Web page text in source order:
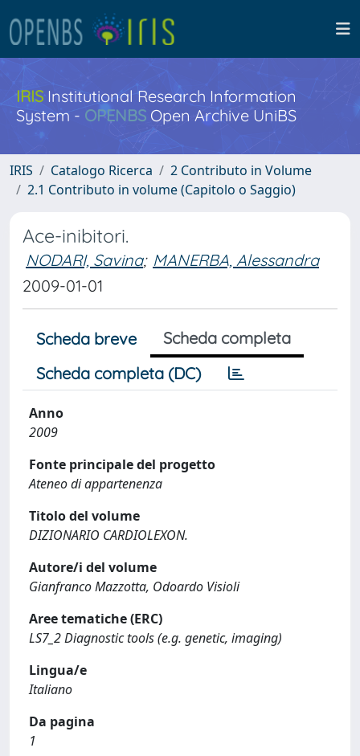
IRISInstitutional Research Information
System - OPENBS Open Archive UniBS
IRIS Catalogo Ricerca
2 Contributo in Volume
2.1 Contributo in volume (Capitolo o Saggio)
Ace-inibitori.
NODARI, Savina; MANERBA, Alessandra
2009-01-01
Scheda breve
Scheda completa
Scheda completa (DC)
Anno
2009
Fonte principale del progetto
Ateneo di appartenenza
Titolo del volume
DIZIONARIO CARDIOLEXON.
Autore/i del volume
Gianfranco Mazzotta, Odoardo Visioli
Aree tematiche (ERC)
LS7_2 Diagnostic tools (e.g. genetic, imaging)
Lingua/e
Italiano
Da pagina
1